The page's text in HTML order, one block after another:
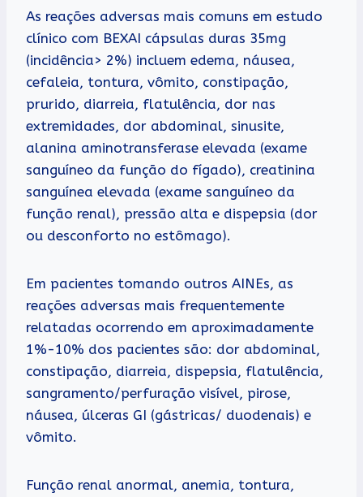
As reações adversas mais comuns em estudo
clínico com BEXAI cápsulas duras 35mg
(incidência> 2%) incluem edema, náusea,
cefaleia, tontura, vômito, constipação,
prurido, diarreia, flatulência, dor nas
extremidades, dor abdominal, sinusite,
alanina aminotransferase elevada (exame
sanguíneo da função do fígado), creatinina
sanguínea elevada (exame sanguíneo da
função renal), pressão alta e dispepsia (dor
ou desconforto no estômago).
Em pacientes tomando outros AINEs, as
reações adversas mais frequentemente
relatadas ocorrendo em aproximadamente
1%-10% dos pacientes são: dor abdominal,
constipação, diarreia, dispepsia, flatulência,
sangramento/perfuração visível, pirose,
náusea, úlceras GI (gástricas/ duodenais) e
vômito.
Função renal anormal, anemia, tontura,